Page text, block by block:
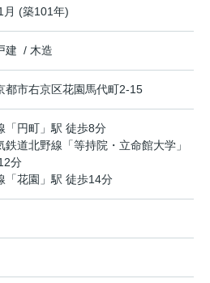
月 (築101年)
建 / 木造
都市右京区花園馬代町2-15
「円町 」駅 徒歩8分
鉄道北野線 「等持院・立命館大学 」
分
「花園 」駅 徒歩14分